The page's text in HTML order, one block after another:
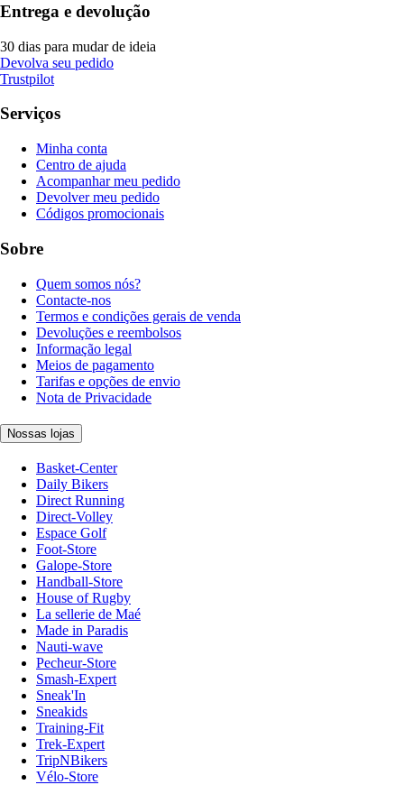
Entrega e devolução
30 dias para mudar de ideia
Devolva seu pedido
Trustpilot
Serviços
Minha conta
Centro de ajuda
Acompanhar meu pedido
Devolver meu pedido
Códigos promocionais
Sobre
Quem somos nós?
Contacte-nos
Termos e condições gerais de venda
Devoluções e reembolsos
Informação legal
Meios de pagamento
Tarifas e opções de envio
Nota de Privacidade
Nossas lojas
Basket-Center
Daily Bikers
Direct Running
Direct-Volley
Espace Golf
Foot-Store
Galope-Store
Handball-Store
House of Rugby
La sellerie de Maé
Made in Paradis
Nauti-wave
Pecheur-Store
Smash-Expert
Sneak'In
Sneakids
Training-Fit
Trek-Expert
TripNBikers
Vélo-Store